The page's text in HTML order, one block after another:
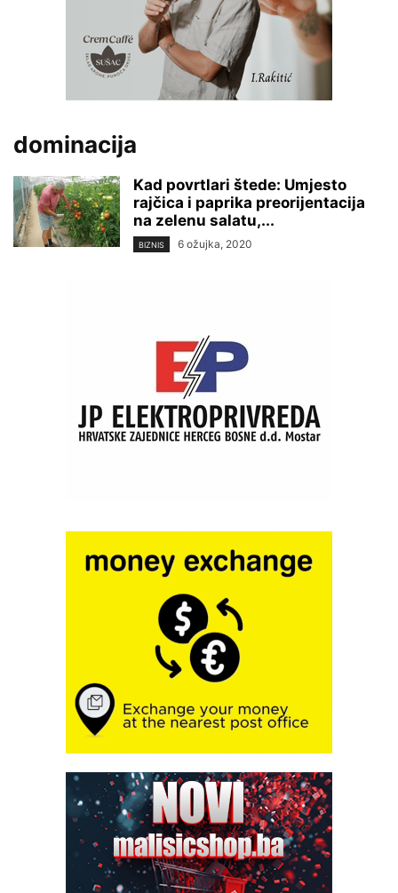
dominacija
Kad povrtlari štede: Umjesto
rajčica i paprika preorijentacija
na zelenu salatu,...
BIZNIS 6 ožujka, 2020